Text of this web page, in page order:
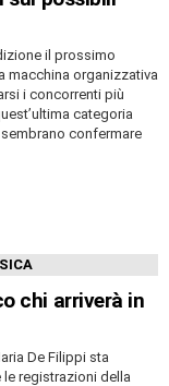
il prossimo
macchina organizzativa
i concorrenti più
categoria
confermare
chi arriverà in
De Filippi sta
registrazioni della